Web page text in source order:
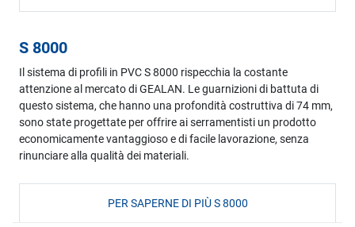
S 8000
Il sistema di profili in PVC S 8000 rispecchia la costante
attenzione al mercato di GEALAN. Le guarnizioni di battuta di
questo sistema, che hanno una profondità costruttiva di 74 mm,
sono state progettate per offrire ai serramentisti un prodotto
economicamente vantaggioso e di facile lavorazione, senza
rinunciare alla qualità dei materiali.
PER SAPERNE DI PIÙ S 8000